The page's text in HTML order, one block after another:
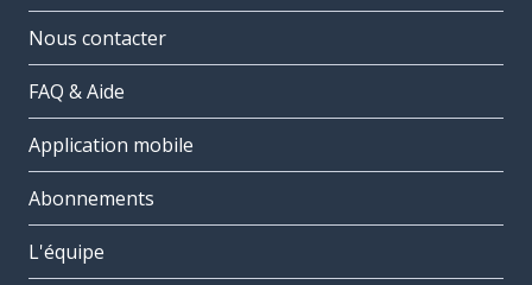
Nous contacter
FAQ & Aide
Application mobile
Abonnements
L'équipe